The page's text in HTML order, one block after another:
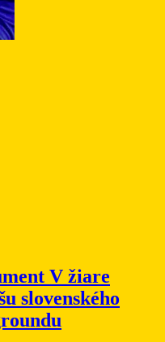
V žiare
slovenského